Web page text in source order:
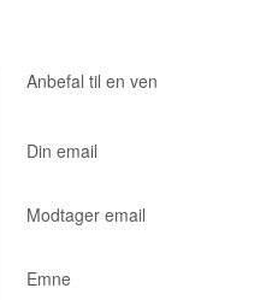
UNG HUD / UREN HUD
Anbefal til en ven
Din email
Modtager email
Emne